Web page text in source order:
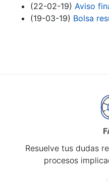
(22-02-19) Aviso
(19-03-19) Bolsa
Resuelve tus dudas
procesos